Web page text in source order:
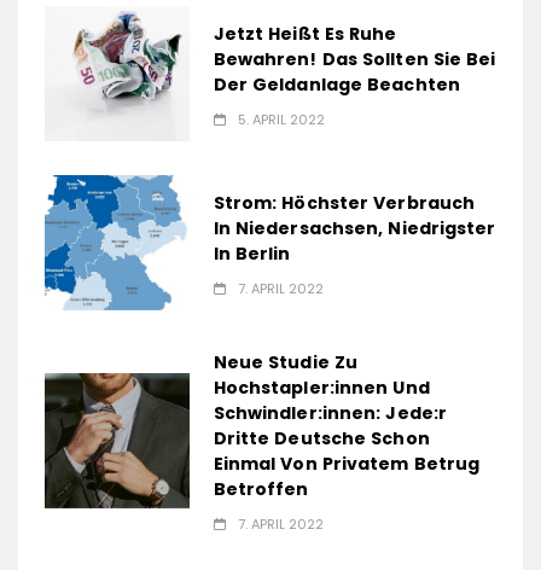
Jetzt Heißt Es Ruhe
Bewahren! Das Sollten Sie Bei
Der Geldanlage Beachten
5. APRIL 2022
Strom: Höchster Verbrauch
In Niedersachsen, Niedrigster
In Berlin
7. APRIL 2022
Neue Studie Zu
Hochstapler:innen Und
Schwindler:innen: Jede:r
Dritte Deutsche Schon
Einmal Von Privatem Betrug
Betroffen
7. APRIL 2022